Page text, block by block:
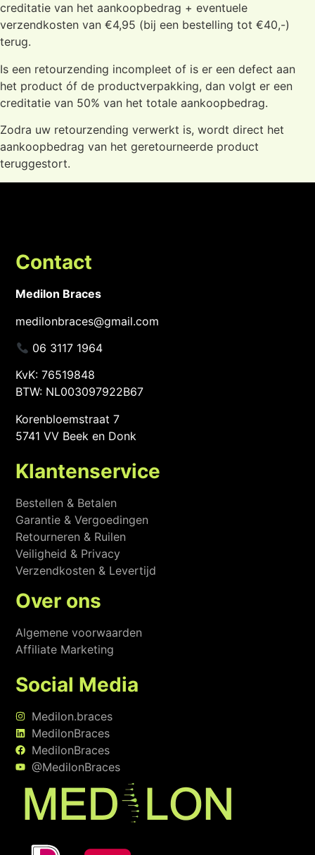
creditatie van het aankoopbedrag + eventuele
verzendkosten van €4,95 (bij een bestelling tot €40,-)
terug.
Is een retourzending incompleet of is er een defect aan
het product óf de productverpakking, dan volgt er een
creditatie van 50% van het totale aankoopbedrag.
Zodra uw retourzending verwerkt is, wordt direct het
aankoopbedrag van het geretourneerde product
teruggestort.
Contact
Medilon Braces
medilonbraces@gmail.com
06 3117 1964
KvK: 76519848
BTW: NL003097922B67
Korenbloemstraat 7
5741 VV Beek en Donk
Klantenservice
Bestellen & Betalen
Garantie & Vergoedingen
Retourneren & Ruilen
Veiligheid & Privacy
Verzendkosten & Levertijd
Over ons
Algemene voorwaarden
Affiliate Marketing
Social Media
Medilon.braces
MedilonBraces
MedilonBraces
@MedilonBraces